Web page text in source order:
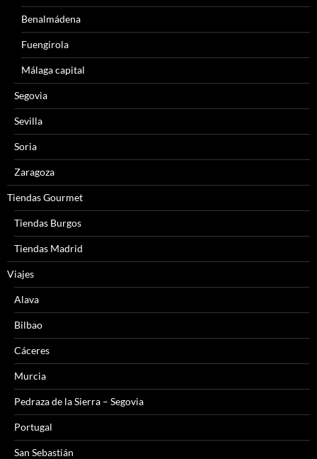
Benalmádena
Fuengirola
Málaga capital
Segovia
Sevilla
Soria
Zaragoza
Tiendas Gourmet
Tiendas Burgos
Tiendas Madrid
Viajes
Alava
Bilbao
Cáceres
Murcia
Pedraza de la Sierra – Segovia
Portugal
San Sebastián